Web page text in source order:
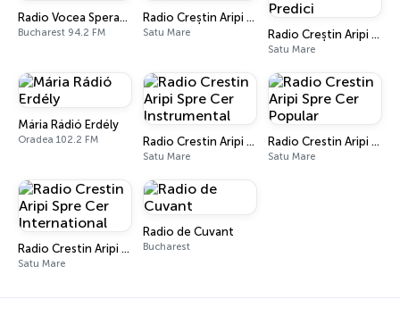
Radio Vocea Sperantei
Bucharest 94.2 FM
Radio Creștin Aripi Spre Cer
Satu Mare Radio Creștin Aripi Spre Cer Predici
Satu Mare
Mária Rádió Erdély
Oradea 102.2 FM Radio Crestin Aripi Spre Cer Instrumental
Satu Mare
Radio Crestin Aripi Spre Cer Popular
Satu Mare
Radio Crestin Aripi Spre Cer International
Satu Mare
Radio de Cuvant
Bucharest